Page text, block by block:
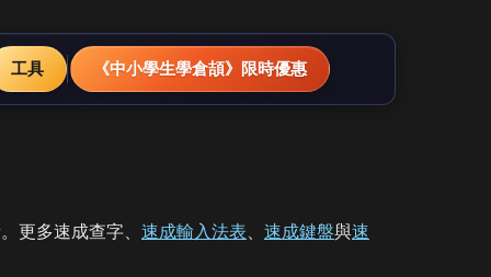
工具 《中小學生學倉頡》限時優惠
更多速成查字、 速成輸入法表、 速成鍵盤與速